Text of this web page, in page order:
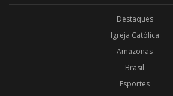
Destaques
Igreja Católica
Amazonas
Brasil
Esportes